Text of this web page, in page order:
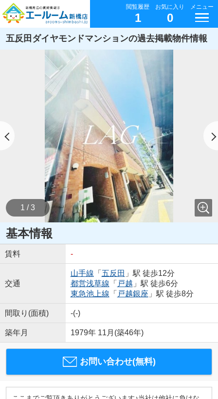
閲覧履歴
1
お気に入り
0
メニュー
五反田ダイヤモンドマンションの過去掲載物件情報
1 / 3
基本情報
賃料 -
交通
山手線 「 五反田 」駅 徒歩12分
都営浅草線 「 戸越 」駅 徒歩6分
東急池上線 「 戸越銀座 」駅 徒歩8分
間取り(面積) -(-)
築年月 1979年 11月(築46年)
お問い合わせ(無料)